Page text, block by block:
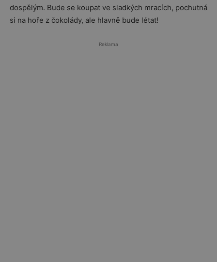
dospělým. Bude se koupat ve sladkých mracích, pochutná
si na hoře z čokolády, ale hlavně bude létat!
Reklama